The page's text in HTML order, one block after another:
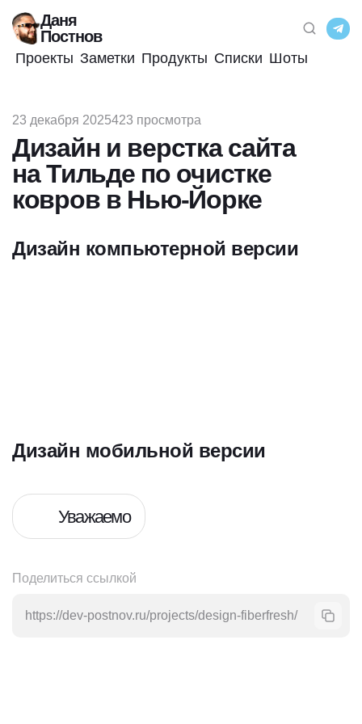
Даня
Постнов
Проекты Заметки Продукты Списки Шоты
23 декабря 2025423 просмотра
Дизайн и верстка сайта
на Тильде по очистке
ковров в Нью-Йорке
Дизайн компьютерной версии
Дизайн мобильной версии
Уважаемо
Поделиться ссылкой
https://dev-postnov.ru/projects/design-fiberfresh/